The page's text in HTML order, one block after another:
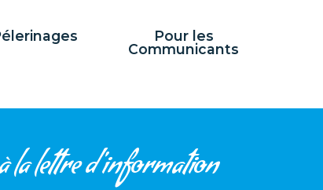
Pour les
Communicants
la lettre d'information